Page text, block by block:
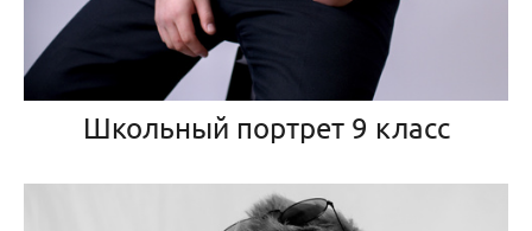
Школьный портрет 9 класс